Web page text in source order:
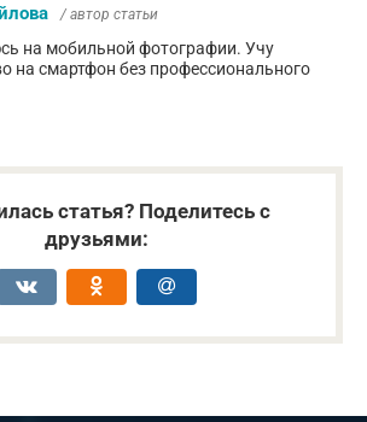
/ автор статьи
на мобильной фотографии. Учу
на смартфон без профессионального
статья? Поделитесь с
друзьями: